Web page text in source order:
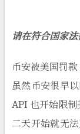
请在符合国家
币安被美国罚款
虽然币安很早
API 也开始限
二天开始就无